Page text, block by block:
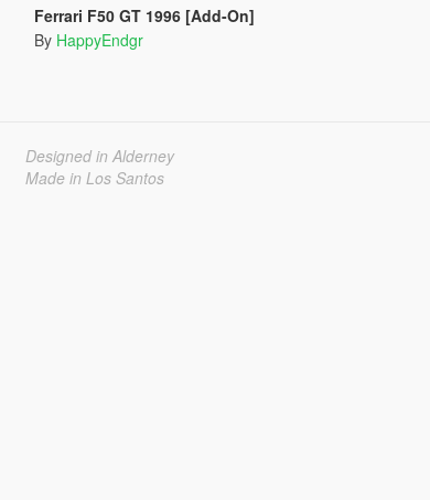
Ferrari F50 GT 1996 [Add-On]
By HappyEndgr
Designed in Alderney
Made in Los Santos